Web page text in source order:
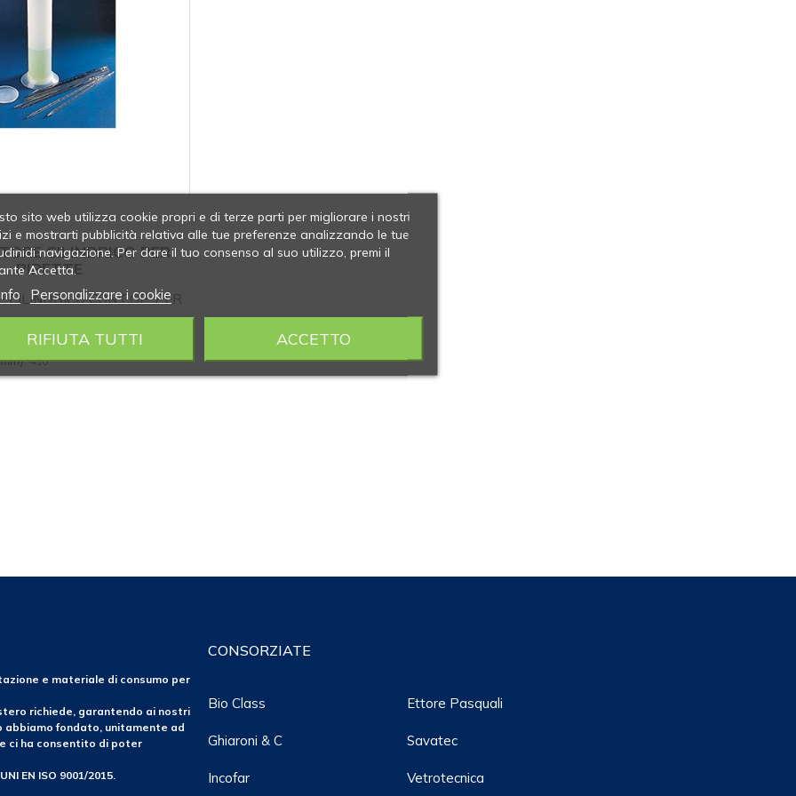
CILINDRICO PER
PIPETTE
CILINDRICO CON COP. PER
: 82 x 426
: 410
e materiale di consumo per
richiede, garantendo ai nostri
fondato, unitamente ad
ci ha consentito di poter
EN ISO 9001/2015.
CONSORZIATE
Bio Class
Ghiaroni & C
Incofar
Ettore Pasquali
Savatec
Vetrotecnica
sito web utilizza cookie propri e di terze parti per migliorare i nostri
e mostrarti pubblicità relativa alle tue preferenze analizzando le tue
navigazione. Per dare il tuo consenso al suo utilizzo, premi il
Accetta.
Personalizzare i cookie
RIFIUTA TUTTI ACCETTO